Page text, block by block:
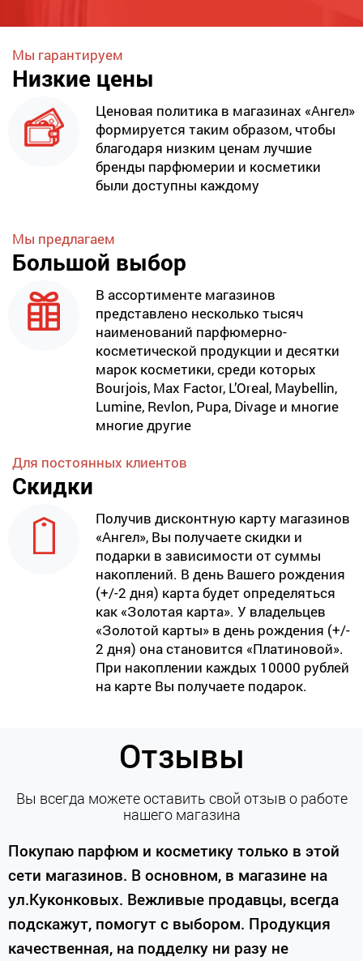
Мы гарантируем
Низкие цены
Ценовая политика в магазинах «Ангел»
формируется таким образом, чтобы
благодаря низким ценам лучшие
бренды парфюмерии и косметики
были доступны каждому
Мы предлагаем
Большой выбор
В ассортименте магазинов
представлено несколько тысяч
наименований парфюмерно-
косметической продукции и десятки
марок косметики, среди которых
Bourjois, Max Factor, L’Oreal, Maybellin,
Lumine, Revlon, Pupa, Divage и многие
многие другие
Для постоянных клиентов
Скидки
Получив дисконтную карту магазинов
«Ангел», Вы получаете скидки и
подарки в зависимости от суммы
накоплений. В день Вашего рождения
(+/-2 дня) карта будет определяться
как «Золотая карта». У владельцев
«Золотой карты» в день рождения (+/-
2 дня) она становится «Платиновой».
При накоплении каждых 10000 рублей
на карте Вы получаете подарок.
Отзывы
Вы всегда можете оставить свой отзыв о работе
нашего магазина
Покупаю парфюм и косметику только в этой
сети магазинов. В основном, в магазине на
ул.Куконковых. Вежливые продавцы, всегда
подскажут, помогут с выбором. Продукция
качественная, на подделку ни разу не